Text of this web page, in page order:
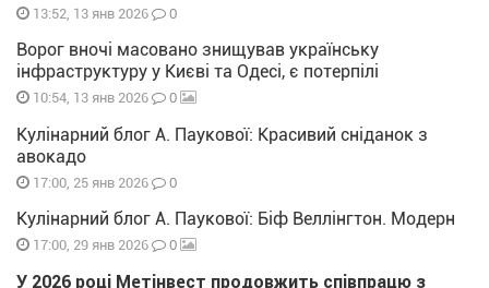
13:52, 13 янв 2026 0
Ворог вночі масовано знищував українську
інфраструктуру у Києві та Одесі, є потерпілі
10:54, 13 янв 2026 0
Кулінарний блог А. Паукової: Красивий сніданок з
авокадо
17:00, 25 янв 2026 0
Кулінарний блог А. Паукової: Біф Веллінгтон. Модерн
17:00, 29 янв 2026 0
У 2026 році Метінвест продовжить співпрацю з